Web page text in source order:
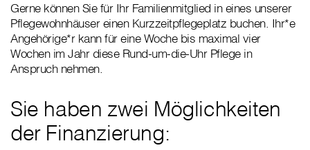
Gerne können Sie für Ihr Familienmitglied in eines unserer
Pflegewohnhäuser einen Kurzzeitpflegeplatz buchen. Ihr*e
Angehörige*r kann für eine Woche bis maximal vier
Wochen im Jahr diese Rund-um-die-Uhr Pflege in
Anspruch nehmen.
Sie haben zwei Möglichkeiten
der Finanzierung: